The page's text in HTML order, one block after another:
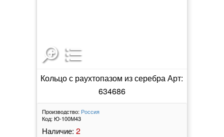
Кольцо с раухтопазом из серебра Арт:
634686
Производство: Россия
Код: Ю-100М43
Наличие: 2